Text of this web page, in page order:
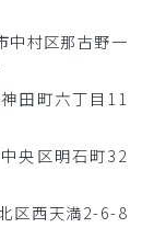
村区那古野一
田町六丁目11
央区明石町32
区西天満2-6-8